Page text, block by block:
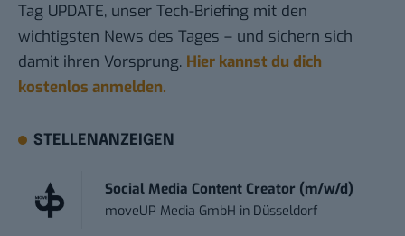
Tag UPDATE, unser Tech-Briefing mit den
wichtigsten News des Tages – und sichern sich
damit ihren Vorsprung. Hier kannst du dich
kostenlos anmelden.
STELLENANZEIGEN
Social Media Content Creator (m/w/d)
moveUP Media GmbH in Düsseldorf